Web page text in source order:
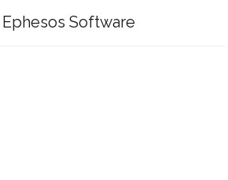
Ephesos Software